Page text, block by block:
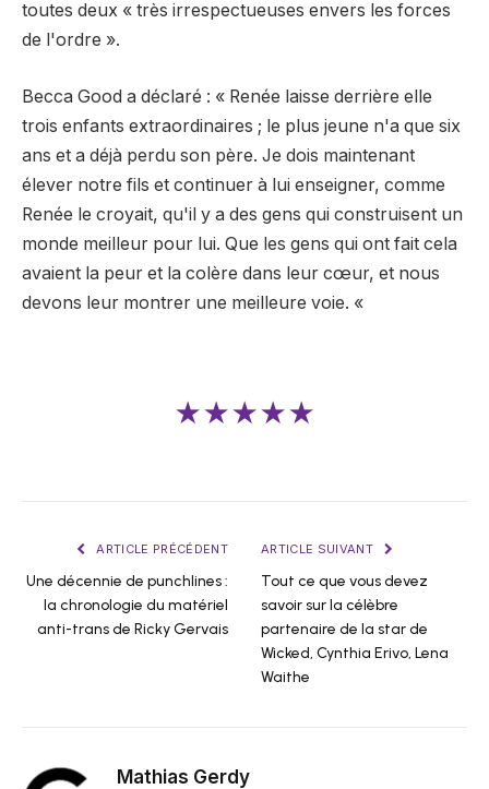
toutes deux « très irrespectueuses envers les forces
de l'ordre ».
Becca Good a déclaré : « Renée laisse derrière elle
trois enfants extraordinaires ; le plus jeune n'a que six
ans et a déjà perdu son père. Je dois maintenant
élever notre fils et continuer à lui enseigner, comme
Renée le croyait, qu'il y a des gens qui construisent un
monde meilleur pour lui. Que les gens qui ont fait cela
avaient la peur et la colère dans leur cœur, et nous
devons leur montrer une meilleure voie. «
★★★★★
ARTICLE PRÉCÉDENT
Une décennie de punchlines :
la chronologie du matériel
anti-trans de Ricky Gervais
ARTICLE SUIVANT
Tout ce que vous devez
savoir sur la célèbre
partenaire de la star de
Wicked, Cynthia Erivo, Lena
Waithe
Mathias Gerdy